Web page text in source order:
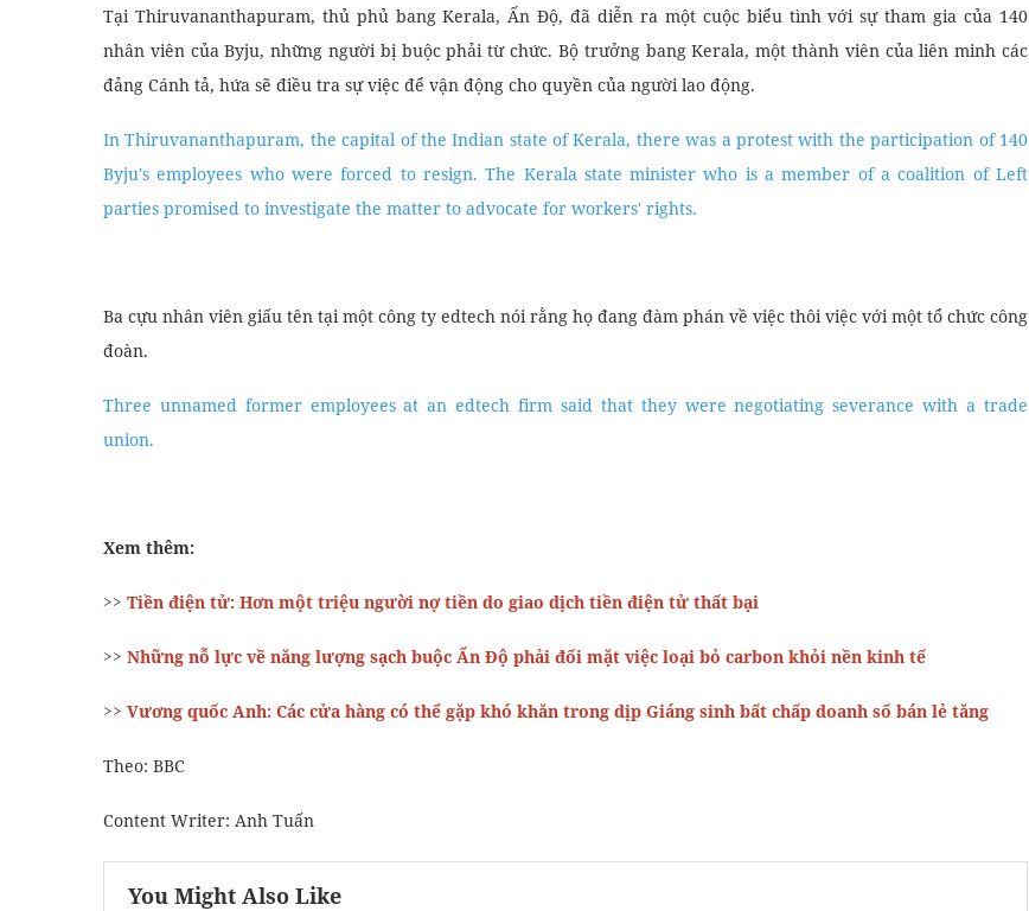
Tại Thiruvananthapuram, thủ phủ bang Kerala, Ấn Độ, đã diễn ra một cuộc biểu tình với sự tham gia của 140
nhân viên của Byju, những người bị buộc phải từ chức. Bộ trưởng bang Kerala, một thành viên của liên minh các
đảng Cánh tả, hứa sẽ điều tra sự việc để vận động cho quyền của người lao động.
In Thiruvananthapuram, the capital of the Indian state of Kerala, there was a protest with the participation of 140
Byju's employees who were forced to resign. The Kerala state minister who is a member of a coalition of Left
parties promised to investigate the matter to advocate for workers' rights.
Ba cựu nhân viên giấu tên tại một công ty edtech nói rằng họ đang đàm phán về việc thôi việc với một tổ chức công
đoàn.
Three unnamed former employees at an edtech firm said that they were negotiating severance with a trade
union.
Xem thêm:
>> Tiền điện tử: Hơn một triệu người nợ tiền do giao dịch tiền điện tử thất bại
>> Những nỗ lực về năng lượng sạch buộc Ấn Độ phải đối mặt việc loại bỏ carbon khỏi nền kinh tế
>> Vương quốc Anh: Các cửa hàng có thể gặp khó khăn trong dịp Giáng sinh bất chấp doanh số bán lẻ tăng
Theo: BBC
Content Writer: Anh Tuấn
You Might Also Like